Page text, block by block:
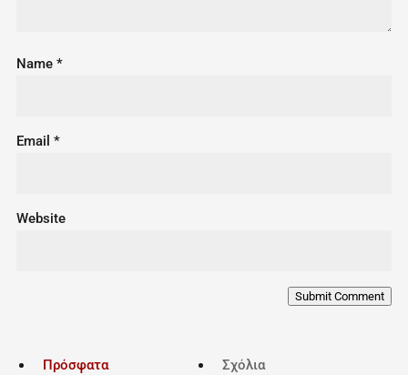
Name *
Email *
Website
Submit Comment
Πρόσφατα Σχόλια